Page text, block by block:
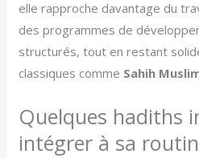
elle rapproche davantage du
des programmes de
structurés, tout en restant
classiques comme Sahih
Quelques hadiths
intégrer à sa